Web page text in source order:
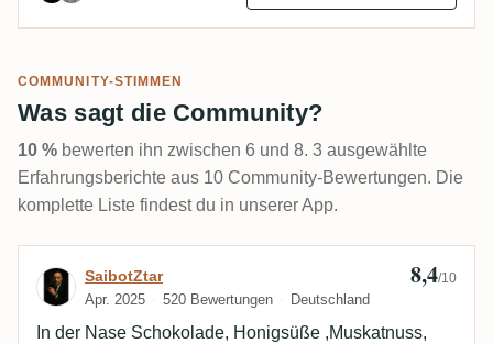
COMMUNITY-STIMMEN
Was sagt die Community?
10 % bewerten ihn zwischen 6 und 8. 3 ausgewählte
Erfahrungsberichte aus 10 Community-Bewertungen. Die
komplette Liste findest du in unserer App.
Bewertung von SaibotZtar
SaibotZtar
Apr. 2025 520 Bewertungen Deutschland
8,4/10
In der Nase Schokolade, Honigsüße ,Muskatnuss,